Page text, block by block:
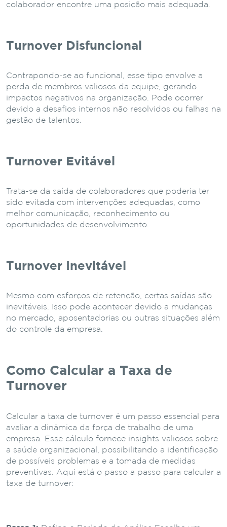
colaborador encontre uma posição mais adequada.
Turnover Disfuncional
Contrapondo-se ao funcional, esse tipo envolve a
perda de membros valiosos da equipe, gerando
impactos negativos na organização. Pode ocorrer
devido a desafios internos não resolvidos ou falhas na
gestão de talentos.
Turnover Evitável
Trata-se da saída de colaboradores que poderia ter
sido evitada com intervenções adequadas, como
melhor comunicação, reconhecimento ou
oportunidades de desenvolvimento.
Turnover Inevitável
Mesmo com esforços de retenção, certas saídas são
inevitáveis. Isso pode acontecer devido a mudanças
no mercado, aposentadorias ou outras situações além
do controle da empresa.
Como Calcular a Taxa de
Turnover
Calcular a taxa de turnover é um passo essencial para
avaliar a dinâmica da força de trabalho de uma
empresa. Esse cálculo fornece insights valiosos sobre
a saúde organizacional, possibilitando a identificação
de possíveis problemas e a tomada de medidas
preventivas. Aqui está o passo a passo para calcular a
taxa de turnover: